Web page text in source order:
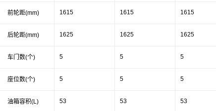
前轮距(mm)
后轮距(mm)
车门数(个)
座位数(个)
油箱容积(L)
1615 1615 1615
1625 1625 1625
5 5 5
5 5 5
53 53 53